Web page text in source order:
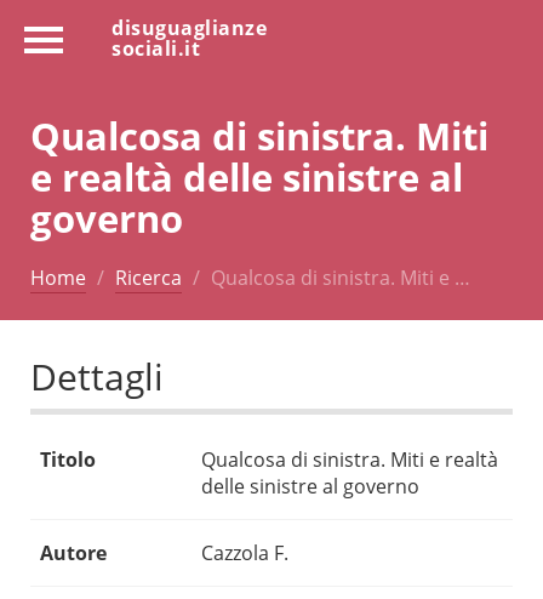
disuguaglianze
sociali.it
Qualcosa di sinistra. Miti
e realtà delle sinistre al
governo
Home Ricerca Qualcosa di sinistra. Miti e …
Dettagli
Titolo
Qualcosa di sinistra. Miti e realtà
delle sinistre al governo
Autore Cazzola F.